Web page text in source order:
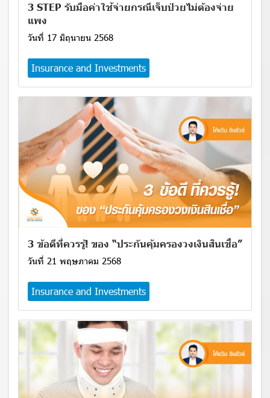
3 STEP รับมือค่าใช้จ่ายกรณีเจ็บป่วยไม่ต้องจ่าย
แพง
วันที่ 17 มิถุนายน 2568
Insurance and Investments
3 ข้อดีที่ควรรู้! ของ “ประกันคุ้มครองวงเงินสินเชื่อ”
วันที่ 21 พฤษภาคม 2568
Insurance and Investments